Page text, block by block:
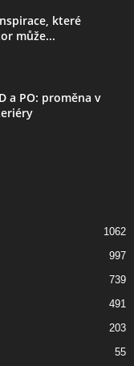
které
může...
a PO: proměna v
1062
997
739
491
203
55